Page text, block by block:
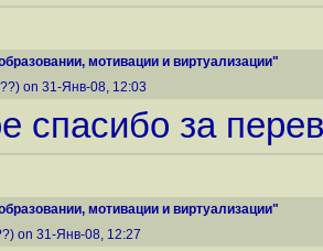
мотивации и виртуализации"
on 31-Янв-08, 12:03
спасибо за
мотивации и виртуализации"
on 31-Янв-08, 12:27